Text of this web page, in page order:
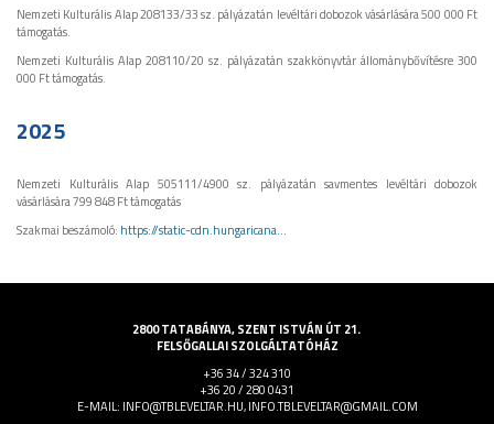
Nemzeti Kulturális Alap 208133/33 sz. pályázatán levéltári dobozok vásárlására 500 000 Ft
támogatás.
Nemzeti Kulturális Alap 208110/20 sz. pályázatán szakkönyvtár állománybővítésre 300
000 Ft támogatás.
2025
Nemzeti Kulturális Alap 505111/4900 sz. pályázatán savmentes levéltári dobozok
vásárlására 799 848 Ft támogatás
Szakmai beszámoló: https://static-cdn.hungaricana...
2800 TATABÁNYA, SZENT ISTVÁN ÚT 21.
FELSŐGALLAI SZOLGÁLTATÓHÁZ
+36 34 / 324 310
+36 20 / 280 0431
E-MAIL: INFO@TBLEVELTAR.HU, INFO.TBLEVELTAR@GMAIL.COM